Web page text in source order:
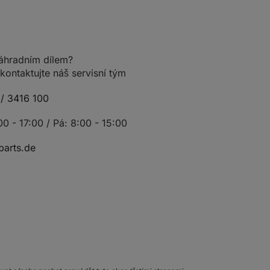
dílem?
náš servisní tým
3416 100
- 17:00 / Pá: 8:00 - 15:00